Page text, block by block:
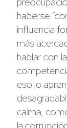
haberse
influencia
más
hablar con
eso lo
calma,